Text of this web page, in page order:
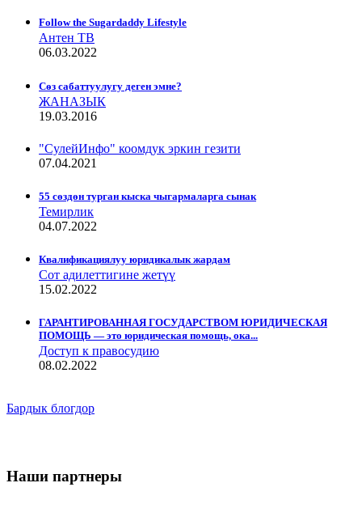
Follow the Sugardaddy Lifestyle
Антен ТВ
06.03.2022
Сѳз сабаттуулугу деген эмне?
ЖАНАЗЫК
19.03.2016
"СулейИнфо" коомдук эркин гезити
07.04.2021
55 сөздөн турган кыска чыгармаларга сынак
Темирлик
04.07.2022
Квалификациялуу юридикалык жардам
Сот адилеттигине жетүү
15.02.2022
ГАРАНТИРОВАННАЯ ГОСУДАРСТВОМ ЮРИДИЧЕСКАЯ
ПОМОЩЬ — это юридическая помощь, ока...
Доступ к правосудию
08.02.2022
Бардык блогдор
Наши партнеры